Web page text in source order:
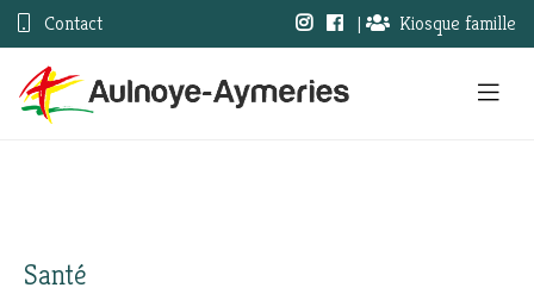
Contact | Kiosque famille
Santé